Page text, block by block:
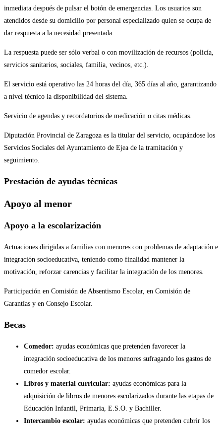
inmediata después de pulsar el botón de emergencias. Los usuarios son
atendidos desde su domicilio por personal especializado quien se ocupa de
dar respuesta a la necesidad presentada
La respuesta puede ser sólo verbal o con movilización de recursos (policía,
servicios sanitarios, sociales, familia, vecinos, etc.).
El servicio está operativo las 24 horas del día, 365 días al año, garantizando
a nivel técnico la disponibilidad del sistema.
Servicio de agendas y recordatorios de medicación o citas médicas.
Diputación Provincial de Zaragoza es la titular del servicio, ocupándose los
Servicios Sociales del Ayuntamiento de Ejea de la tramitación y
seguimiento.
Prestación de ayudas técnicas
Apoyo al menor
Apoyo a la escolarización
Actuaciones dirigidas a familias con menores con problemas de adaptación e
integración socioeducativa, teniendo como finalidad mantener la
motivación, reforzar carencias y facilitar la integración de los menores.
Participación en Comisión de Absentismo Escolar, en Comisión de
Garantías y en Consejo Escolar.
Becas
Comedor: ayudas económicas que pretenden favorecer la
integración socioeducativa de los menores sufragando los gastos de
comedor escolar.
Libros y material curricular: ayudas económicas para la
adquisición de libros de menores escolarizados durante las etapas de
Educación Infantil, Primaria, E.S.O. y Bachiller.
Intercambio escolar: ayudas económicas que pretenden cubrir los